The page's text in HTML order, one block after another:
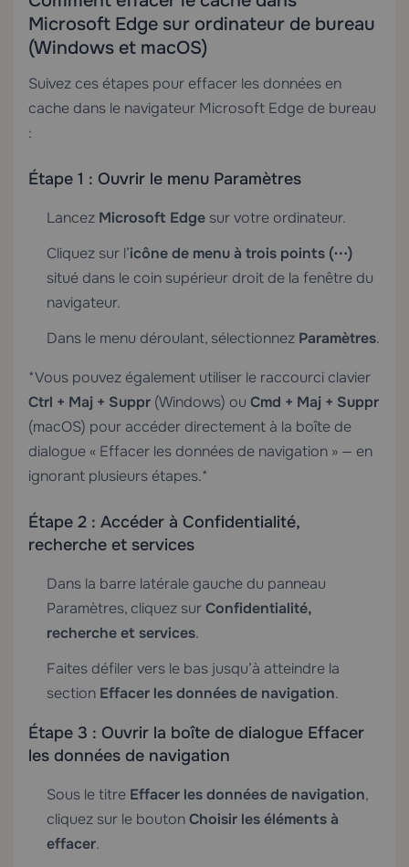
Microsoft Edge sur ordinateur de bureau
(Windows et macOS)
Suivez ces étapes pour effacer les données en
cache dans le navigateur Microsoft Edge de bureau
:
Étape 1 : Ouvrir le menu Paramètres
Lancez Microsoft Edge sur votre ordinateur.
Cliquez sur l’icône de menu à trois points (⋯)
situé dans le coin supérieur droit de la fenêtre du
navigateur.
Dans le menu déroulant, sélectionnez Paramètres.
*Vous pouvez également utiliser le raccourci clavier
Ctrl + Maj + Suppr (Windows) ou Cmd + Maj + Suppr
(macOS) pour accéder directement à la boîte de
dialogue « Effacer les données de navigation » — en
ignorant plusieurs étapes.*
Étape 2 : Accéder à Confidentialité,
recherche et services
Dans la barre latérale gauche du panneau
Paramètres, cliquez surConfidentialité,
recherche et services.
Faites défiler vers le bas jusqu’à atteindre la
section Effacer les données de navigation.
Étape 3 : Ouvrir la boîte de dialogue Effacer
les données de navigation
Sous le titre Effacer les données de navigation,
cliquez sur le boutonChoisir les éléments à
effacer.